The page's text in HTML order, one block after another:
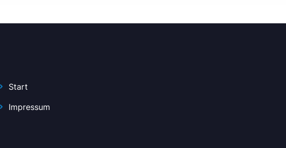
Start
Impressum